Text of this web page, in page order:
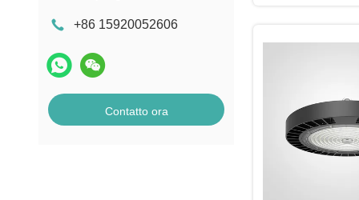
+86 15920052606
Contatto ora